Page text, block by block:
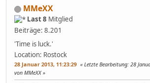
MMeXX
Last 8 Mitglied
Beiträge: 8.201
'Time is luck.'
Location: Rostock
28 Januar 2013, 11:23:29 Letzte Bearbeitung: 28
von MMeXX